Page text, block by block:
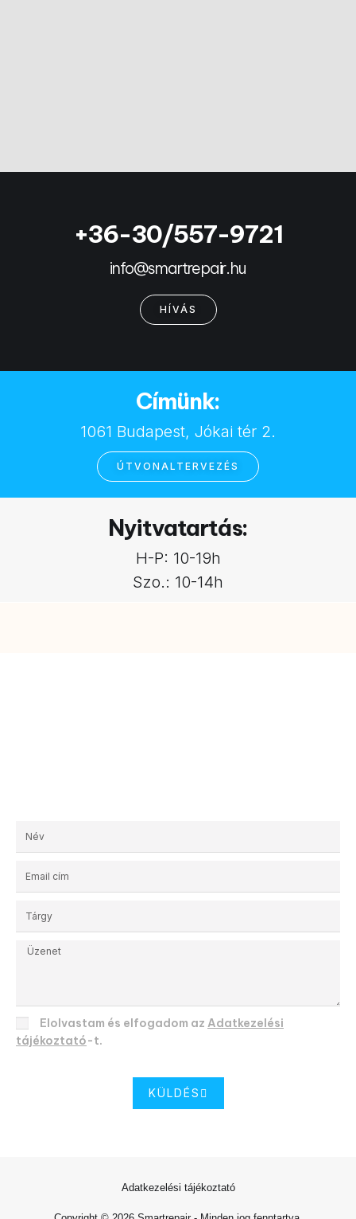
+36-30/557-9721
info@smartrepair.hu
HÍVÁS
Címünk:
1061 Budapest, Jókai tér 2.
ÚTVONALTERVEZÉS
Nyitvatartás:
H-P: 10-19h
Szo.: 10-14h
Elolvastam és elfogadom az Adatkezelési
tájékoztató-t.
KÜLDÉS
Adatkezelési tájékoztató